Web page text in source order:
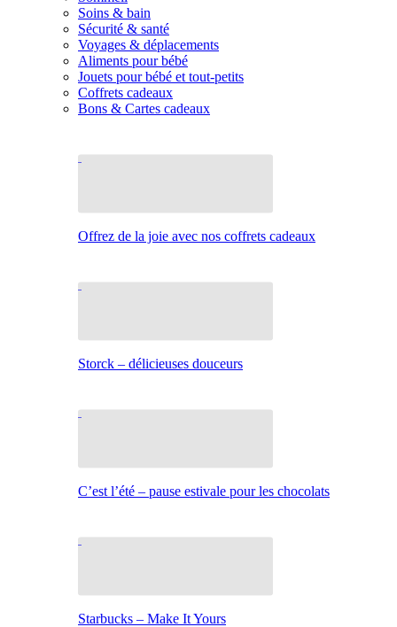
Soins & bain
Sécurité & santé
Voyages & déplacements
Aliments pour bébé
Jouets pour bébé et tout-petits
Coffrets cadeaux
Bons & Cartes cadeaux
Offrez de la joie avec nos coffrets cadeaux
Storck – délicieuses douceurs
C’est l’été – pause estivale pour les chocolats
Starbucks – Make It Yours